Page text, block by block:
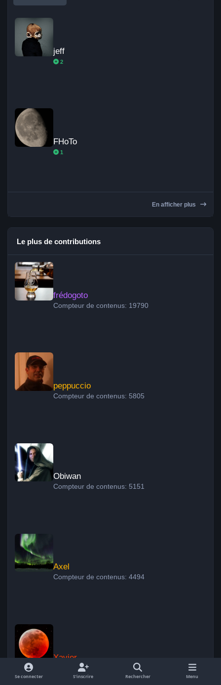
jeff
2
FHoTo
1
En afficher plus
Le plus de contributions
frédogoto
Compteur de contenus: 19790
peppuccio
Compteur de contenus: 5805
Obiwan
Compteur de contenus: 5151
Axel
Compteur de contenus: 4494
Xavier
Compteur de contenus: 3880
Se connecter S’inscrire Rechercher Menu